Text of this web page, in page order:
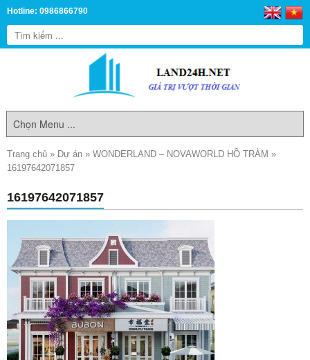
Hotline: 0986866790
Trang chủ » Dự án » WONDERLAND – NOVAWORLD HỒ TRÀM »
16197642071857
16197642071857